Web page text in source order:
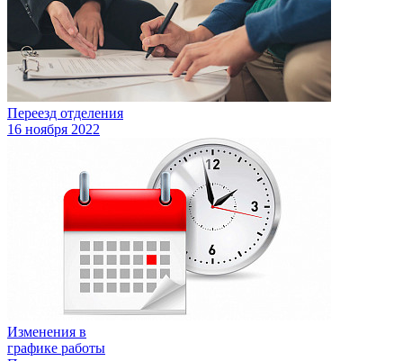
Переезд отделения
16 ноября 2022
Изменения в
графике работы